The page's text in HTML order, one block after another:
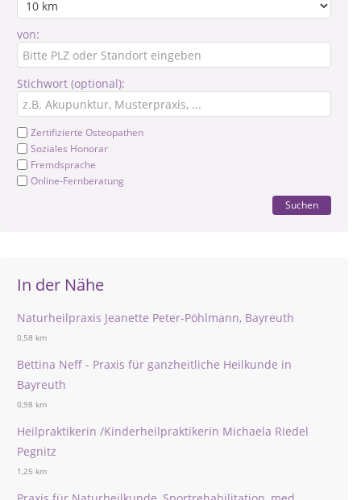
von:
Stichwort (optional):
Zertifizierte Osteopathen
Soziales Honorar
Fremdsprache
Online-Fernberatung
Suchen
In der Nähe
Naturheilpraxis Jeanette Peter-Pöhlmann, Bayreuth
0,58 km
Bettina Neff - Praxis für ganzheitliche Heilkunde in
Bayreuth
0,98 km
Heilpraktikerin /Kinderheilpraktikerin Michaela Riedel
Pegnitz
1,25 km